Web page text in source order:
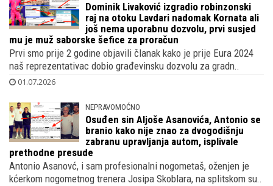
Dominik Livaković izgradio robinzonski
raj na otoku Lavdari nadomak Kornata ali
još nema uporabnu dozvolu, prvi susjed
mu je muž saborske šefice za proračun
Prvi smo prije 2 godine objavili članak kako je prije Eura 2024
naš reprezentativac dobio građevinsku dozvolu za gradn..
01.07.2026
NEPRAVOMOĆNO
Osuđen sin Aljoše Asanovića, Antonio se
branio kako nije znao za dvogodišnju
zabranu upravljanja autom, isplivale
prethodne presude
Antonio Asanovć, i sam profesionalni nogometaš, oženjen je
kćerkom nogometnog trenera Josipa Skoblara, na splitskom su..